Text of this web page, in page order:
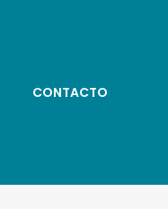
CONTACTO